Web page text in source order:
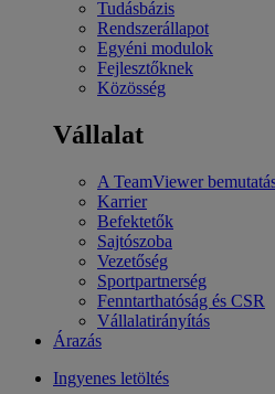
Tudásbázis
Rendszerállapot
Egyéni modulok
Fejlesztőknek
Közösség
Vállalat
A TeamViewer
Karrier
Befektetők
Sajtószoba
Vezetőség
Sportpartnerség
Fenntarthatóság és CSR
Vállalatirányítás
Árazás
Ingyenes letöltés